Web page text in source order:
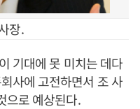
장.
기대에 못 미치는 데다
사에 고전하면서 조 사
으로 예상된다.